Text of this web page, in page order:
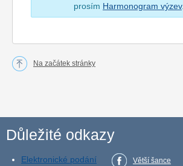
prosím Harmonogram výzev.
Na začátek stránky
Důležité odkazy
Elektronické podání
Větší šance